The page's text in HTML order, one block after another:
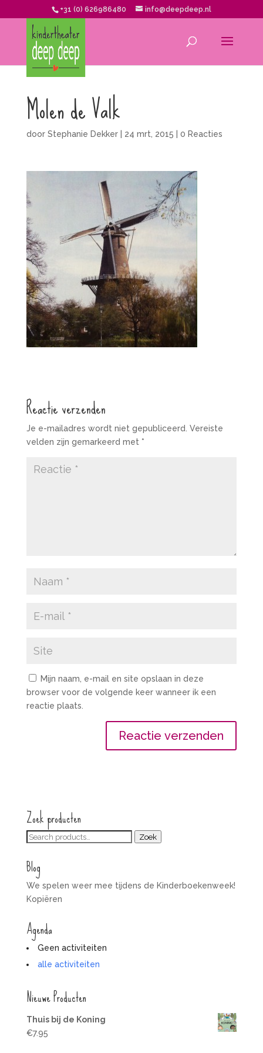
+31 (0) 626986480 info@deepdeep.nl
Molen de Valk
door Stephanie Dekker| 24 mrt, 2015 0 Reacties
Reactie verzenden
Je e-mailadres wordt niet gepubliceerd. Vereiste
velden zijn gemarkeerd met *
Mijn naam, e-mail en site opslaan in deze
browser voor de volgende keer wanneer ik een
reactie plaats.
Zoek producten
Zoeken
Zoek
Blog
We spelen weer mee tijdens de Kinderboekenweek!
Kopiëren
Agenda
Geen activiteiten
alle activiteiten
Nieuwe Producten
Thuis bij de Koning
€7.95